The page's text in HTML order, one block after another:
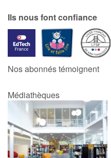
Ils nous font confiance
Nos abonnés témoignent
Médiathèques